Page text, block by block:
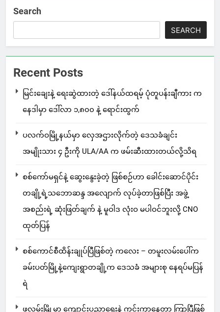
Search
SEARCH
Recent Posts
မြင်းချေးနဲ့ ရေးဆွဲထားတဲ့ ဒေါ်နယ်ထရမ့် ပုံတူပန်းချီကား က
နေဒါမှာ ဒေါ်လာ ၁,၈၀၀ နဲ့ ရောင်းထွက်
ပလက်ဝမြို့နယ်မှာ လှေအဌားလိုက်တဲ့ ဒေသခံချင်း
အမျိုးသား ၄ ဦးကို ULA/AA က ဖမ်းဆီးထားတယ်လို့သိရ
စစ်ကော်မရှင်နဲ့ ဆွေးနွေးခဲ့တဲ့ ဖြစ်စဉ်ဟာ ခေါင်းဆောင်ပိုင်း
တချို့ရဲ့သဘောဆန္ဒ အလျောက် လုပ်ခဲ့တာဖြစ်ပြီး အဖွဲ့
အစည်းရဲ့ ဆုံးဖြတ်ချက် နဲ့ မူဝါဒ လုံးဝ မပါဝင်ဘူးလို့ CNO
ထုတ်ပြန်
စစ်ကောင်စီထိန်းချုပ်ပြီဖြစ်တဲ့ ကလေး – တမူးလမ်းပေါ်က
ခမ်းပတ်မြို့နဲ့ကျေးရွာတချို့က ဒေသခံ အများစု နေရပ်မပြန်
ရဲ
ဖလမ်းမြို့မှာ ကျောင်းပညာရေးနဲ့ ကင်းကွာနေတာ ကြာပြီဖြစ်